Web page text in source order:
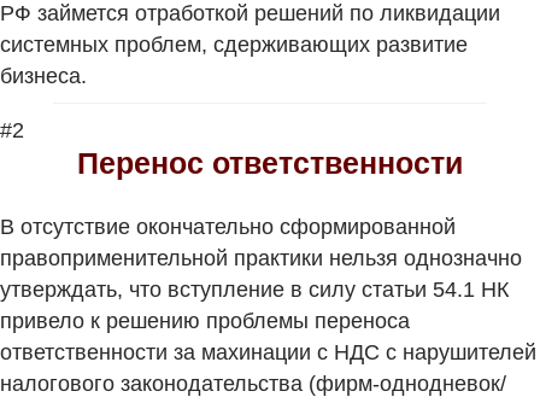
РФ займется отработкой решений по ликвидации
системных проблем, сдерживающих развитие
бизнеса.
#2
Перенос ответственности
В отсутствие окончательно сформированной
правоприменительной практики нельзя однозначно
утверждать, что вступление в силу статьи 54.1 НК
привело к решению проблемы переноса
ответственности за махинации с НДС с нарушителей
налогового законодательства (фирм-однодневок/